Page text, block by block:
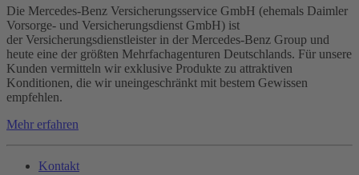
Die Mercedes-Benz Versicherungsservice GmbH (ehemals Daimler
Vorsorge- und Versicherungsdienst GmbH) ist
der Versicherungsdienstleister in der Mercedes-Benz Group und
heute eine der größten Mehrfachagenturen Deutschlands. Für unsere
Kunden vermitteln wir exklusive Produkte zu attraktiven
Konditionen, die wir uneingeschränkt mit bestem Gewissen
empfehlen.
Mehr erfahren
Kontakt